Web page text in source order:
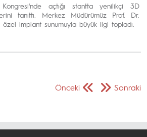
açtığı stantta yenilikçi 3D
tanıttı. Merkez Müdürümüz Prof. Dr.
implant sunumuyla büyük ilgi topladı.
Önceki Sonraki